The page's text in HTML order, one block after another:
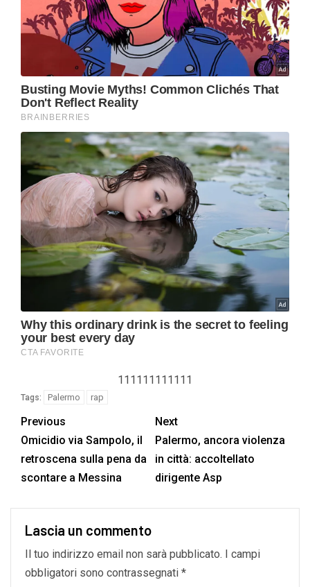
111111111111
Tags: Palermo rap
Previous
Omicidio via Sampolo, il
retroscena sulla pena da
scontare a Messina
Next
Palermo, ancora violenza
in città: accoltellato
dirigente Asp
Lascia un commento
Il tuo indirizzo email non sarà pubblicato. I campi
obbligatori sono contrassegnati *